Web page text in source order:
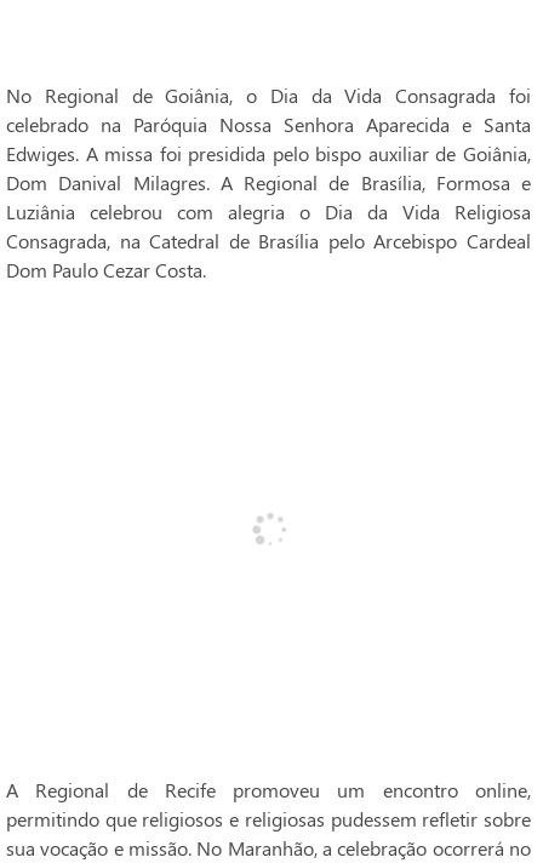
No Regional de Goiânia, o Dia da Vida Consagrada foi
celebrado na Paróquia Nossa Senhora Aparecida e Santa
Edwiges. A missa foi presidida pelo bispo auxiliar de Goiânia,
Dom Danival Milagres. A Regional de Brasília, Formosa e
Luziânia celebrou com alegria o Dia da Vida Religiosa
Consagrada, na Catedral de Brasília pelo Arcebispo Cardeal
Dom Paulo Cezar Costa.
A Regional de Recife promoveu um encontro online,
permitindo que religiosos e religiosas pudessem refletir sobre
sua vocação e missão. No Maranhão, a celebração ocorrerá no